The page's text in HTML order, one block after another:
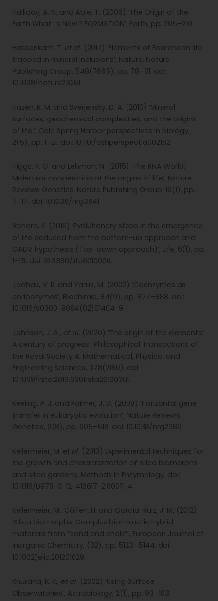
Halliday, A. N. and Able, T. (2006) ‘The Origin of the
Earth What ’ s New ? FORMATION’, Earth, pp. 205–210.
Hassenkam, T. et al. (2017) ‘Elements of Eoarchean life
trapped in mineral inclusions’, Nature. Nature
Publishing Group, 548(7665), pp. 78–81. doi:
10.1038/nature23261.
Hazen, R. M. and Sverjensky, D. A. (2010) ‘Mineral
surfaces, geochemical complexities, and the origins
of life.’, Cold Spring Harbor perspectives in biology,
2(5), pp. 1–21. doi: 10.1101/cshperspect.a002162.
Higgs, P. G. and Lehman, N. (2015) ‘The RNA World:
Molecular cooperation at the origins of life’, Nature
Reviews Genetics. Nature Publishing Group, 16(1), pp.
7–17. doi: 10.1038/nrg3841.
Ikehara, K. (2016) ‘Evolutionary steps in the emergence
of life deduced from the bottom-up approach and
GADV hypothesis (Top-down approach)’, Life, 6(1), pp.
1–15. doi: 10.3390/life6010006.
Jadhav, V. R. and Yarus, M. (2002) ‘Coenzymes as
coribozymes’, Biochimie, 84(9), pp. 877–888. doi:
10.1016/S0300-9084(02)01404-9.
Johnson, J. A., et al. (2020) ‘The origin of the elements:
A century of progress’, Philosophical Transactions of
the Royal Society A: Mathematical, Physical and
Engineering Sciences, 378(2180). doi:
10.1098/rsta.2019.0301rsta20190301.
Keeling, P. J. and Palmer, J. D. (2008) ‘Horizontal gene
transfer in eukaryotic evolution’, Nature Reviews
Genetics, 9(8), pp. 605–618. doi: 10.1038/nrg2386.
Kellermeier, M. et al. (2013) Experimental techniques for
the growth and characterization of silica biomorphs
and silica gardens, Methods in Enzymology. doi:
10.1016/B978-0-12-416617-2.00011-4.
Kellermeier, M., Cölfen, H. and García-Ruiz, J. M. (2012)
‘Silica biomorphs: Complex biomimetic hybrid
materials from “sand and chalk”’, European Journal of
Inorganic Chemistry, (32), pp. 5123–5144. doi:
10.1002/ejic.201201029.
Khurana, K. K., et al. (2002) ‘Using Surface
Observatories’, Astrobiology, 2(1), pp. 93–103.